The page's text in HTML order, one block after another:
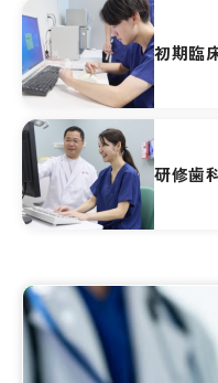
初期臨
研修歯